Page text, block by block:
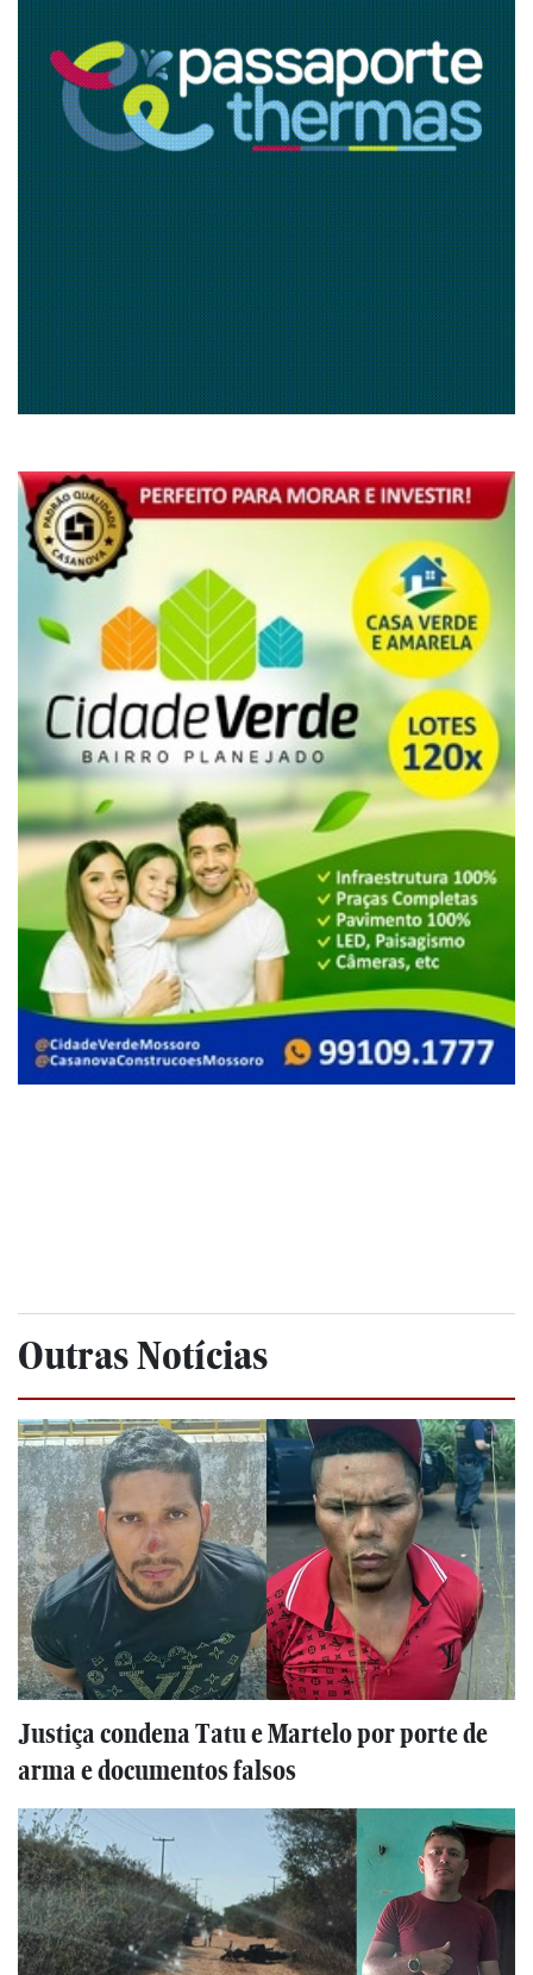
Outras Notícias
Justiça condena Tatu e Martelo por porte de
arma e documentos falsos